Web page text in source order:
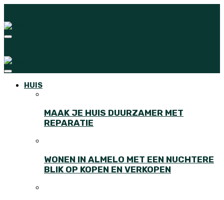
HUIS
MAAK JE HUIS DUURZAMER MET
REPARATIE
WONEN IN ALMELO MET EEN NUCHTERE
BLIK OP KOPEN EN VERKOPEN